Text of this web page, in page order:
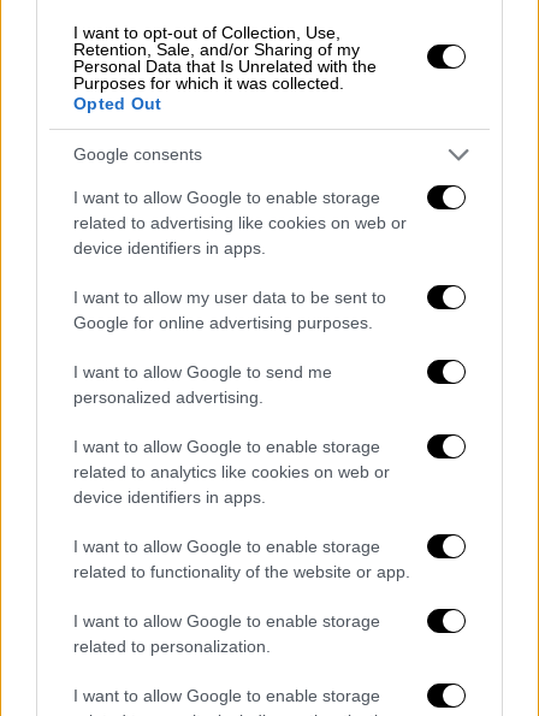
I want to opt-out of Collection, Use,
Retention, Sale, and/or Sharing of my
Personal Data that Is Unrelated with the
Purposes for which it was collected.
Opted Out
Google consents
I want to allow Google to enable storage
related to advertising like cookies on web or
device identifiers in apps.
I want to allow my user data to be sent to
Google for online advertising purposes.
I want to allow Google to send me
personalized advertising.
I want to allow Google to enable storage
related to analytics like cookies on web or
device identifiers in apps.
I want to allow Google to enable storage
related to functionality of the website or app.
I want to allow Google to enable storage
related to personalization.
I want to allow Google to enable storage
να θέλουν τον Stefano Cantino να εξετάζεται
για σημαντικό ρόλο στη διοίκηση, χωρίς
όμως να υπάρχει ακόμη επίσημη
επιβεβαίωση.
Stefano Gabbana, who cofounded
Dolce & Gabbana alongside his then-
partner in 1985, has resigned as chair
of the company, reports say
https://t.co/4aDsSqbMLu
— VANITY FAIR (@VanityFair)
April 9,
2026
Από την ίδρυσή του το 1985, ο οίκος έχει
καταφέρει να εδραιωθεί διεθνώς,
πολυτέλεια και θεατρικότητα. Δημιουργίες
του έχουν συνδεθεί με μεγάλα ονόματα της
παγκόσμιας σκηνής, όπως ηMadonnaκαι η
Beyonce.